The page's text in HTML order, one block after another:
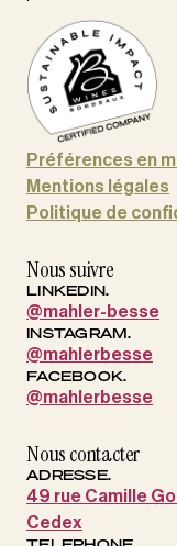
Préférences en
Mentions légales
Politique de
Nous suivre
LINKEDIN.
@mahler-besse
INSTAGRAM.
@mahlerbesse
FACEBOOK.
@mahlerbesse
Nous contacter
ADRESSE.
49 rue Camille
Cedex